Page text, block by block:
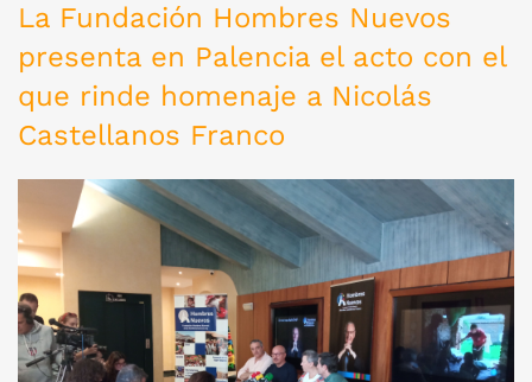
La Fundación Hombres Nuevos
presenta en Palencia el acto con el
que rinde homenaje a Nicolás
Castellanos Franco